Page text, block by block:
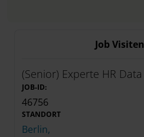
Job
(Senior) Experte HR
JOB-ID:
46756
STANDORT
Berlin,